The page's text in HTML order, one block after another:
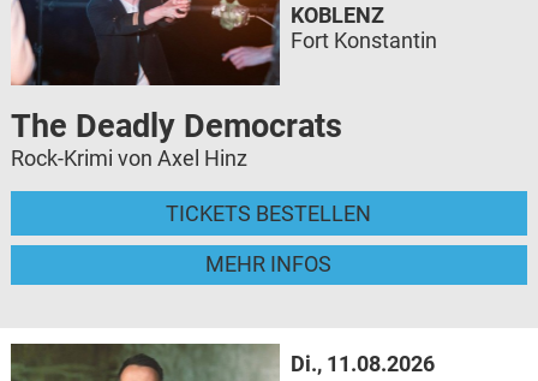
The Deadly Democrats
Rock-Krimi von Axel Hinz
TICKETS BESTELLEN
MEHR INFOS
KOBLENZ
Fort Konstantin
Di., 11.08.2026